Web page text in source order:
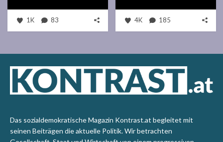
1K 83 4K 185
Das sozialdemokratische Magazin Kontrast.at begleitet mit
seinen Beiträgen die aktuelle Politik. Wir betrachten